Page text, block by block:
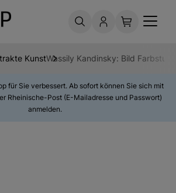
KunstWassily Kandinsky: Bild
für Sie verbessert. Ab sofort können Sie sich mit
Rheinische-Post (E-Mailadresse und Passwort)
anmelden.